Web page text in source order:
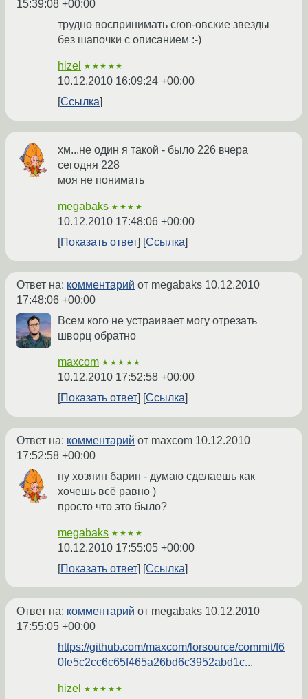
15:39:08 +00:00
трудно воспринимать cron-овские звезды
без шапочки с описанием :-)
hizel ★★★★★
10.12.2010 16:09:24 +00:00
Ссылка
хм...не один я такой - было 226 вчера
сегодня 228
моя не понимать
megabaks ★★★★
10.12.2010 17:48:06 +00:00
Показать ответ
Ссылка
Ответ на: комментарий от megabaks 10.12.2010
17:48:06 +00:00
Всем кого не устраивает могу отрезать
шворц обратно
maxcom ★★★★★
10.12.2010 17:52:58 +00:00
Показать ответ
Ссылка
Ответ на: комментарий от maxcom 10.12.2010
17:52:58 +00:00
ну хозяин барин - думаю сделаешь как
хочешь всё равно )
просто что это было?
megabaks ★★★★
10.12.2010 17:55:05 +00:00
Показать ответ
Ссылка
Ответ на: комментарий от megabaks 10.12.2010
17:55:05 +00:00
https://github.com/maxcom/lorsource/commit/f6
0fe5c2cc6c65f465a26bd6c3952abd1c...
hizel ★★★★★